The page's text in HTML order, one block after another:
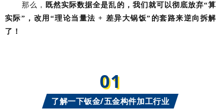
那么， 既然实际数据全是乱的，我们就可以彻底放弃“算
实际” ，改用 “理论当量法 + 差异大锅饭” 的套路来逆向拆解
了！
01
了解一下钣金/五金构件加工行业